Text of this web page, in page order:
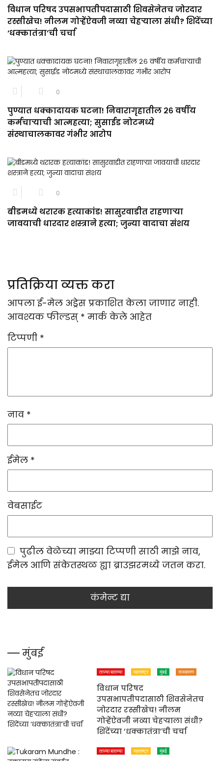
विधान परिषद उपसभापतीपदासाठी शिवसेनेतच जोरदार
रस्सीखेच! नीलम गोऱ्हेंऐवजी नव्या चेहऱ्याला संधी? शिंदेंच्या
‘धक्कातंत्रा’ची चर्चा
0
पुण्यात धक्कादायक घटना! निवारागृहातील २६ वर्षीय
कर्मचाऱ्याची आत्महत्या; सुसाईड नोटमध्ये
संस्थाचालकावर गंभीर आरोप
0
बीडमध्ये थरारक हत्याकांड! सासुरवाडीत राहणाऱ्या
जावयाची धारदार शस्त्राने हत्या; जुन्या वादाचा संशय
प्रतिक्रिया व्यक्त करा
आपला ई-मेल अड्रेस प्रकाशित केला जाणार नाही.
आवश्यक फील्डस् * मार्क केले आहेत
टिप्पणी *
नाव *
ईमेल *
वेबसाईट
पुढील वेळेच्या माझ्या टिप्पणी साठी माझे नाव,
ईमेल आणि संकेतस्थळ ह्या ब्राउझरमध्ये जतन करा.
मुंबई
ताज्या बातम्या महाराष्ट्र मुंबई राजकारण
विधान परिषद
उपसभापतीपदासाठी शिवसेनेतच
जोरदार रस्सीखेच! नीलम
गोऱ्हेंऐवजी नव्या चेहऱ्याला संधी?
शिंदेंच्या ‘धक्कातंत्रा’ची चर्चा
ताज्या बातम्या महाराष्ट्र मुंबई